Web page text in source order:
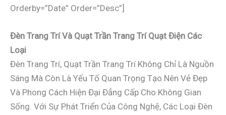
Orderby=”date” Order=”desc”]
Đèn Trang Trí Và Quạt Trần Trang Trí Quạt Điện Các
Loại
Đèn Trang Trí, Quạt Trần Trang Trí Không Chỉ Là Nguồn
Sáng Mà Còn Là Yếu Tố Quan Trọng Tạo Nên Vẻ Đẹp
Và Phong Cách Hiện Đại Đẳng Cấp Cho Không Gian
Sống. Với Sự Phát Triển Của Công Nghệ, Các Loại Đèn